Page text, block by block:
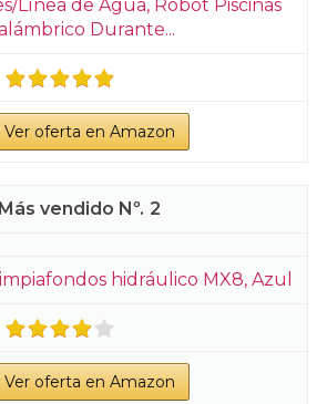
Línea de Agua, Robot Piscinas
Durante...
Ver oferta en Amazon
2
hidráulico MX8, Azul
Ver oferta en Amazon